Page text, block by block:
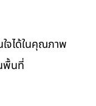
จได้ในคุณภาพ
พื้นที่